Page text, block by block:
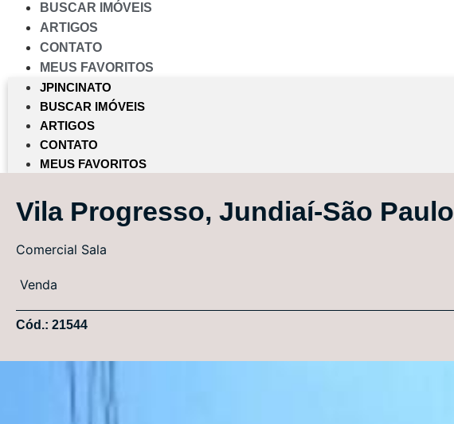
BUSCAR IMÓVEIS
ARTIGOS
CONTATO
MEUS FAVORITOS
JPINCINATO
BUSCAR IMÓVEIS
ARTIGOS
CONTATO
MEUS FAVORITOS
Vila Progresso, Jundiaí-São Paulo
Comercial Sala
Venda
Cód.: 21544